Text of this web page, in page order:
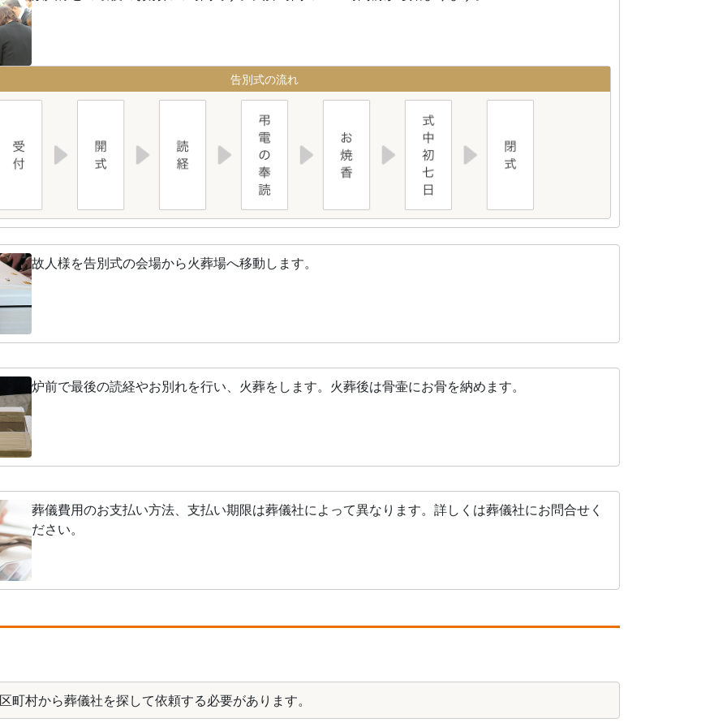
告別式の流れ
故人様を告別式の会場から火葬場へ移動します。
炉前で最後の読経やお別れを行い、火葬をします。火葬後は骨壷にお骨を納めます。
葬儀費用のお支払い方法、支払い期限は葬儀社によって異なります。詳しくは葬儀社にお問合せく
ださい。
村から葬儀社を探して依頼する必要があります。